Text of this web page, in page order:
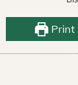
Print